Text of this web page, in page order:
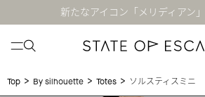
新たなアイコン「メリディアン
Top > By silhouette > Totes > ソルスティスミ